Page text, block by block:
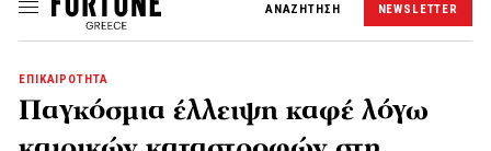
ΑΝΑΖΗΤΗΣΗ NEWSLETTER
ΕΠΙΚΑΙΡΟΤΗΤΑ
Παγκόσμια έλλειψη καφέ λόγω